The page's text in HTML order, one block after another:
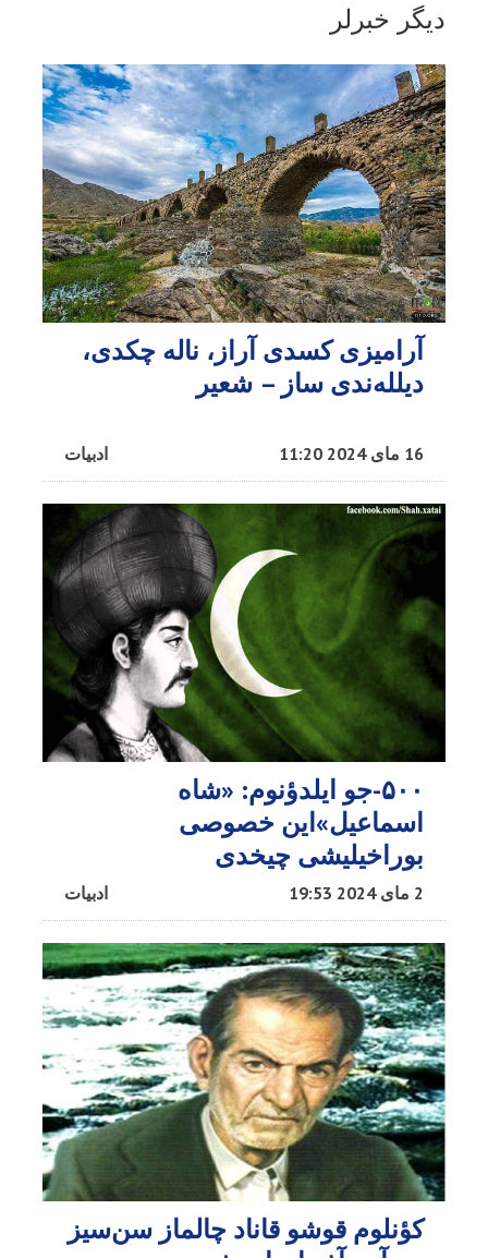
دیگر خبرلر
آرامیزی کسدی آراز، ناله چکدی،
دیلله‌ندی ساز – شعیر
ادبیات 16 مای 2024 11:20
۵۰۰-جو ایلدؤنوم: «شاه
اسماعیل»این خصوصی
بوراخیلیشی چیخدی
ادبیات 2 مای 2024 19:53
کؤنلوم قوشو قاناد چالماز سن‌سیز